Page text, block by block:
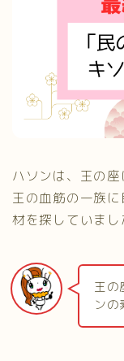
ハソンは、王の座
王の血筋の一族
材を探していまし
王の
ンの